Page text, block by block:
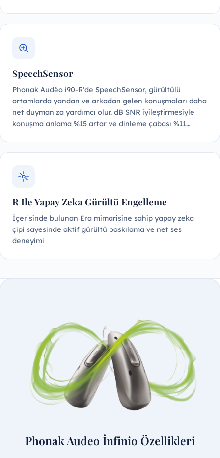
SpeechSensor
Phonak Audéo i90-R’de SpeechSensor, gürültülü
ortamlarda yandan ve arkadan gelen konuşmaları daha
net duymanıza yardımcı olur. dB SNR iyileştirmesiyle
konuşma anlama %15 artar ve dinleme çabası %11…
R Ile Yapay Zeka Gürültü Engelleme
İçerisinde bulunan Era mimarisine sahip yapay zeka
çipi sayesinde aktif gürültü baskılama ve net ses
deneyimi
Phonak Audeo İnfinio Özellikleri